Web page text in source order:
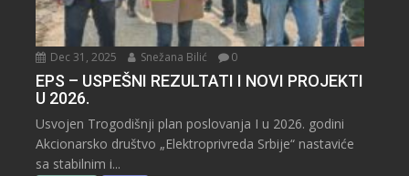
Dec 31, 2025 Snežana Bilić 0
EPS – USPEŠNI REZULTATI I NOVI PROJEKTI
U 2026.
Usvojen Trogodišnji plan poslovanja I u 2026. godini
Akcionarsko društvo „Elektroprivreda Srbije“ nastaviće
sa stabilnim i...